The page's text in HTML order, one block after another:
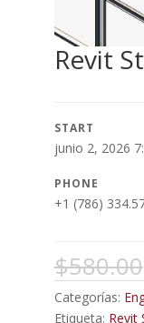
Revit
START
junio 2, 2026
PHONE
+1 (786)
$580.00
Categorías:
Etiqueta: Revit